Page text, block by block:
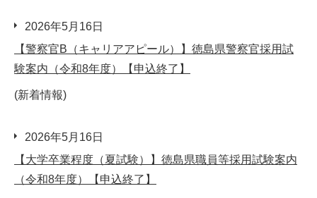
2026年5月16日
【警察官B（キャリアアピール）】徳島県警察官採用試
験案内（令和8年度）【申込終了】
(新着情報)
2026年5月16日
【大学卒業程度（夏試験）】徳島県職員等採用試験案内
（令和8年度）【申込終了】